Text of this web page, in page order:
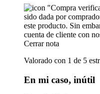
"Compra
sido dada por
este producto. Sin
cuenta de cliente con
Cerrar nota
Valorado con 1 de 5
En mi caso, inútil